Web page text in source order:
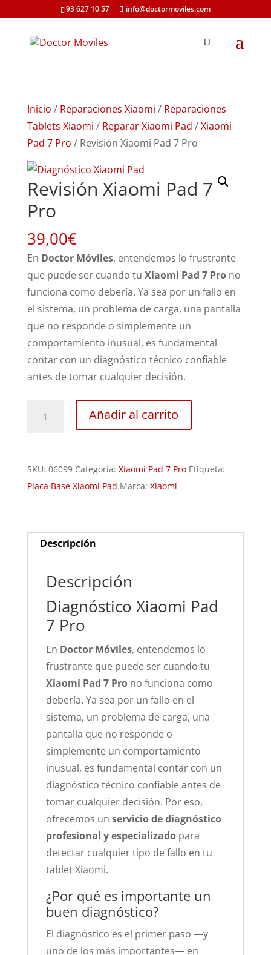
93 627 10 57 info@doctormoviles.com
Inicio / Reparaciones Xiaomi / Reparaciones
Tablets Xiaomi / Reparar Xiaomi Pad /Xiaomi
Pad 7 Pro / Revisión Xiaomi Pad 7 Pro
Revisión Xiaomi Pad 7
Pro
39,00€
En Doctor Móviles, entendemos lo frustrante
que puede ser cuando tu Xiaomi Pad 7 Prono
funciona como debería. Ya sea por un fallo en
el sistema, un problema de carga, una pantalla
que no responde o simplemente un
comportamiento inusual, es fundamental
contar con un diagnóstico técnico confiable
antes de tomar cualquier decisión.
7
Pro
cantidad
Añadir al carrito
SKU: 06099 Categoría: Xiaomi Pad 7 Pro Etiqueta:
Placa Base Xiaomi Pad Marca: Xiaomi
Descripción
Descripción
Diagnóstico Xiaomi Pad
7 Pro
En Doctor Móviles, entendemos lo
frustrante que puede ser cuando tu
Xiaomi Pad 7 Prono funciona como
debería. Ya sea por un fallo en el
sistema, un problema de carga, una
pantalla que no responde o
simplemente un comportamiento
inusual, es fundamental contar con un
diagnóstico técnico confiable antes de
tomar cualquier decisión. Por eso,
ofrecemos un servicio de diagnóstico
profesional y especializadopara
detectar cualquier tipo de fallo en tu
tablet Xiaomi.
¿Por qué es importante un
buen diagnóstico?
El diagnóstico es el primer paso —y
uno de los más importantes— en